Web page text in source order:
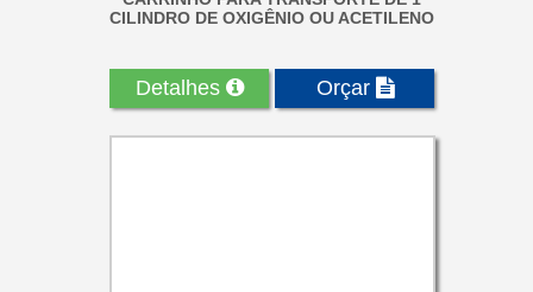
CILINDRO DE OXIGÊNIO OU ACETILENO
Detalhes Orçar